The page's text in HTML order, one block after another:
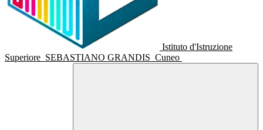
Istituto d'Istruzione
Superiore SEBASTIANO GRANDIS Cuneo